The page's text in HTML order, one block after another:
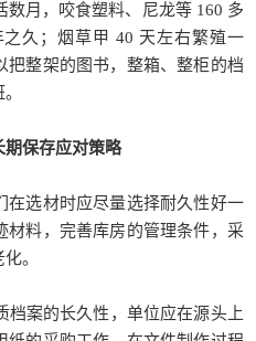
月，咬食塑料、尼龙等 160 多
久；烟草甲 40 天左右繁殖一
把整架的图书，整箱、整柜的档
期保存应对策略
选材时应尽量选择耐久性好一
材料，完善库房的管理条件，采
。
案的长久性，单位应在源头上